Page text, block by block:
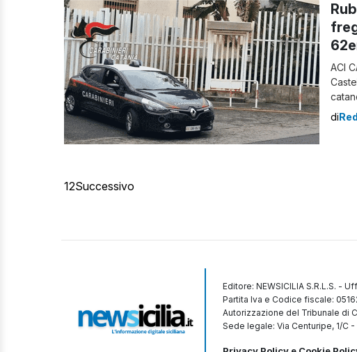
ACI
di
12Successivo
Editore: NEWSICILIA S.R.L.S. -
Partita Iva e Codice fiscale:
Autorizzazione del Tribunale di
Sede legale: Via Centuripe, 1/C -